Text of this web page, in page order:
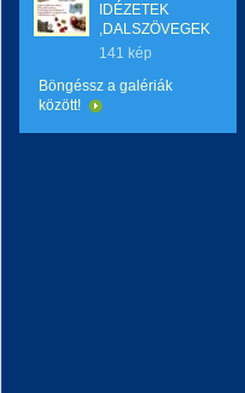
IDÉZETEK
,DALSZÖVEGEK
141 kép
Böngéssz a galériák
között!